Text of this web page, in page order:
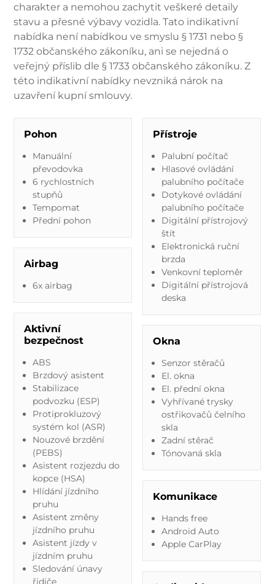
charakter a nemohou zachytit veškeré detaily
stavu a přesné výbavy vozidla. Tato indikativní
nabídka není nabídkou ve smyslu § 1731 nebo §
1732 občanského zákoníku, ani se nejedná o
veřejný příslib dle § 1733 občanského zákoníku. Z
této indikativní nabídky nevzniká nárok na
uzavření kupní smlouvy.
Pohon
Manuální
převodovka
6 rychlostních
stupňů
Tempomat
Přední pohon
Airbag
6x airbag
Aktivní
bezpečnost
ABS
Brzdový asistent
Stabilizace
podvozku (ESP)
Protiprokluzový
systém kol (ASR)
Nouzové brzdění
(PEBS)
Asistent rozjezdu do
kopce (HSA)
Hlídání jízdního
pruhu
Asistent změny
jízdního pruhu
Asistent jízdy v
jízdním pruhu
Sledování únavy
řidiče
Přístroje
Palubní počítač
Hlasové ovládání
palubního počítače
Dotykové ovládání
palubního počítače
Digitální přístrojový
štít
Elektronická ruční
brzda
Venkovní teploměr
Digitální přístrojová
deska
Okna
Senzor stěračů
El. okna
El. přední okna
Vyhřívané trysky
ostřikovačů čelního
skla
Zadní stěrač
Tónovaná skla
Komunikace
Hands free
Android Auto
Apple CarPlay